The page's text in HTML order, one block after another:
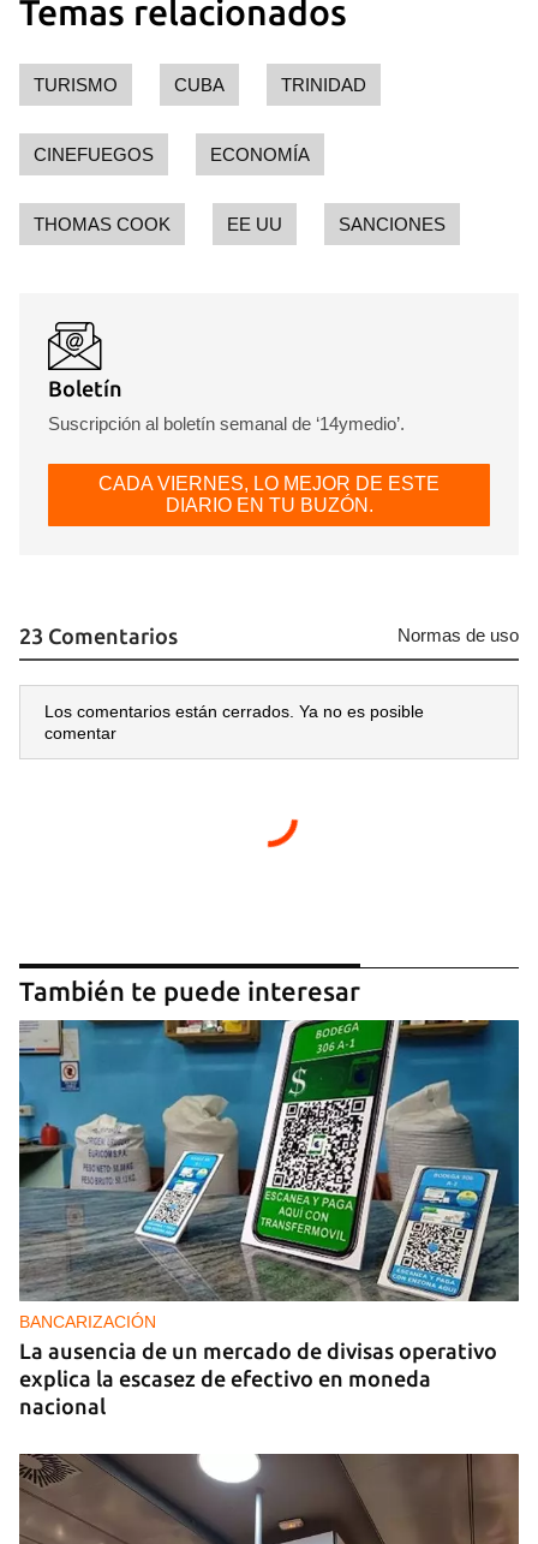
Temas relacionados
TURISMO CUBA TRINIDAD
CINEFUEGOS ECONOMÍA
THOMAS COOK EE UU SANCIONES
Boletín
Suscripción al boletín semanal de ‘14ymedio’.
CADA VIERNES, LO MEJOR DE ESTE
DIARIO EN TU BUZÓN.
23 Comentarios Normas de uso
Los comentarios están cerrados. Ya no es posible
comentar
También te puede interesar
BANCARIZACIÓN
La ausencia de un mercado de divisas operativo
explica la escasez de efectivo en moneda
nacional